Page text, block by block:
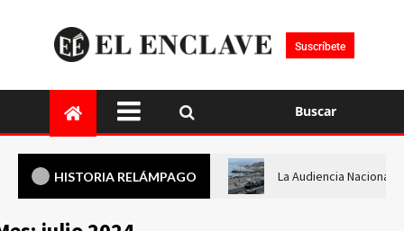
Suscríbete
Buscar
HISTORIA RELÁMPAGO La Audiencia Nacional